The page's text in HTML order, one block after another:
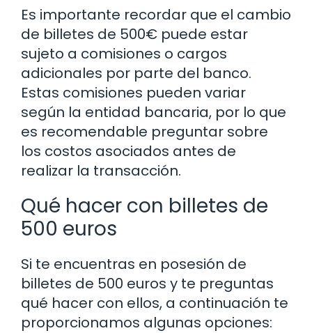
Es importante recordar que el cambio
de billetes de 500€ puede estar
sujeto a comisiones o cargos
adicionales por parte del banco.
Estas comisiones pueden variar
según la entidad bancaria, por lo que
es recomendable preguntar sobre
los costos asociados antes de
realizar la transacción.
Qué hacer con billetes de
500 euros
Si te encuentras en posesión de
billetes de 500 euros y te preguntas
qué hacer con ellos, a continuación te
proporcionamos algunas opciones: